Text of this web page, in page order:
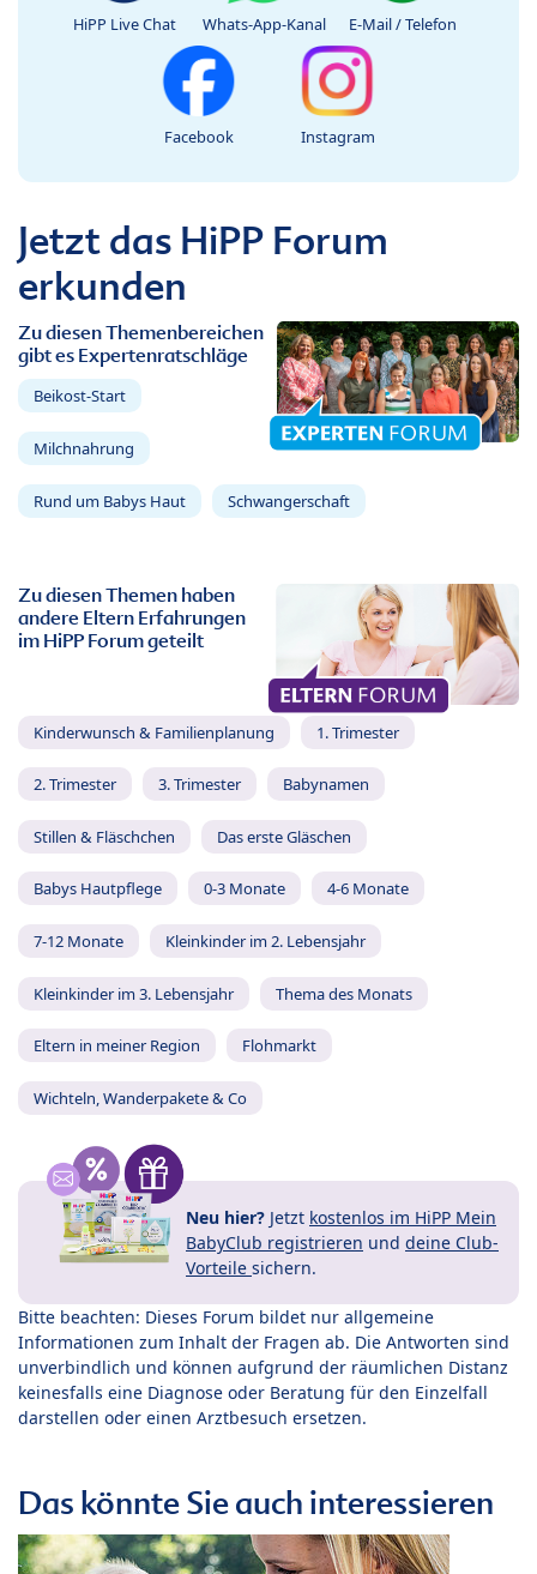
HiPP Live Chat Whats-App-Kanal E-Mail / Telefon
Facebook Instagram
Jetzt das HiPP Forum
erkunden
Zu diesen Themenbereichen
gibt es Expertenratschläge
Beikost-Start
Milchnahrung
Rund um Babys Haut Schwangerschaft
Zu diesen Themen haben
andere Eltern Erfahrungen
im HiPP Forum geteilt
Kinderwunsch & Familienplanung 1. Trimester
2. Trimester 3. Trimester Babynamen
Stillen & Fläschchen Das erste Gläschen
Babys Hautpflege 0-3 Monate 4-6 Monate
7-12 Monate Kleinkinder im 2. Lebensjahr
Kleinkinder im 3. Lebensjahr Thema des Monats
Eltern in meiner Region Flohmarkt
Wichteln, Wanderpakete & Co
Neu hier? Jetzt kostenlos im HiPP Mein
BabyClub registrieren und deine Club-
Vorteile sichern.
Bitte beachten: Dieses Forum bildet nur allgemeine
Informationen zum Inhalt der Fragen ab. Die Antworten sind
unverbindlich und können aufgrund der räumlichen Distanz
keinesfalls eine Diagnose oder Beratung für den Einzelfall
darstellen oder einen Arztbesuch ersetzen.
Das könnte Sie auch interessieren